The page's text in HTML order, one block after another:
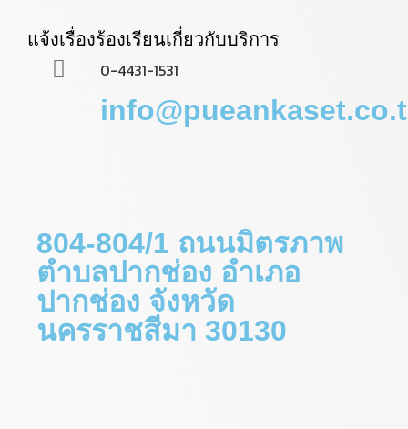
แจ้งเรื่องร้องเรียนเกี่ยวกับบริการ
0-4431-1531
804-804/1 ถนนมิตรภาพ
ตำบลปากช่อง อำเภอ
ปากช่อง จังหวัด
นครราชสีมา 30130